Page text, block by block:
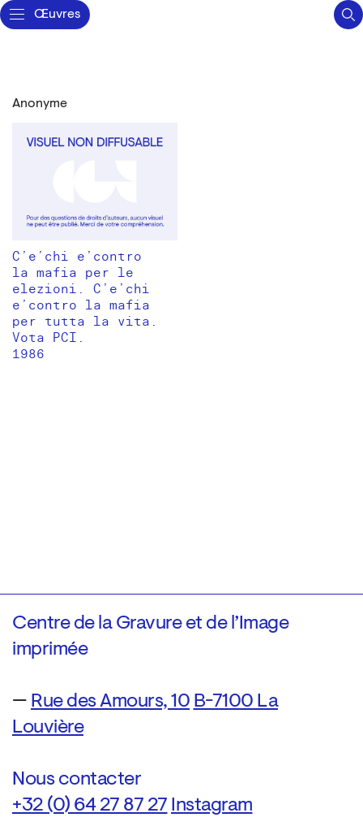
Œuvres
Anonyme
C’e’chi e’contro
la mafia per le
elezioni. C’e’chi
e’contro la mafia
per tutta la vita.
Vota PCI.
1986
Centre de la Gravure et de l’Image
imprimée
— Rue des Amours, 10 B-7100 La
Louvière
Nous contacter
+32 (0) 64 27 87 27 Instagram